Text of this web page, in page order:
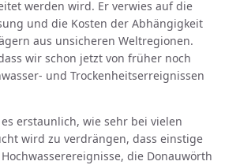
werden wird. Er verwies auf die
und die Kosten der Abhängigkeit
aus unsicheren Weltregionen.
wir schon jetzt von früher noch
und Trockenheitserreignissen
erstaunlich, wie sehr bei vielen
wird zu verdrängen, dass einstige
die Donauwörth